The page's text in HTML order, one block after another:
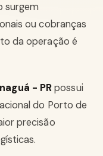
surgem
ou cobranças
da operação é
- PRpossui
do Porto de
precisão